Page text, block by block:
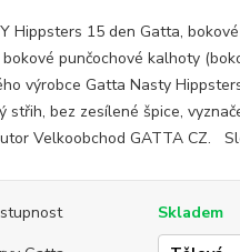
Hippsters 15 den Gatta,
punčochové kalhoty
výrobce Gatta Nasty
střih, bez zesílené špice,
Velkoobchod GATTA CZ.
Skladem